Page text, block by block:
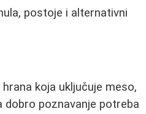
postoje i alternativni
koja uključuje meso,
poznavanje potreba